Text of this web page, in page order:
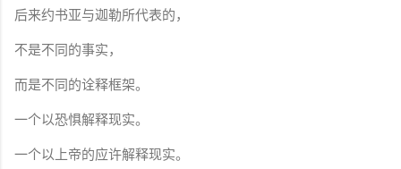
后来约书亚与迦勒所代表的，
不是不同的事实，
而是不同的诠释框架。
一个以恐惧解释现实。
一个以上帝的应许解释现实。